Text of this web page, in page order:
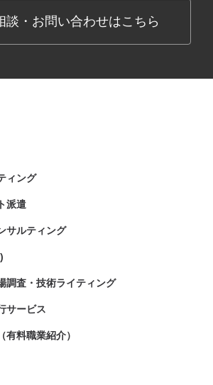
談・お問い合わせはこちら
ィング
派遣
サルティング
調査・技術ライティング
サービス
有料職業紹介）